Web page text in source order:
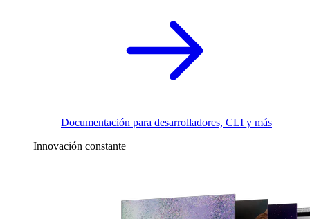
Documentación para desarrolladores, CLI y más
Innovación constante